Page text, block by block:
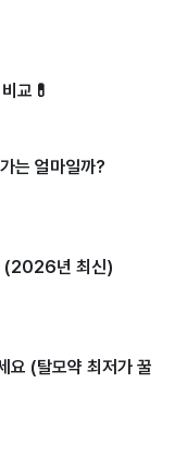
교💊
는 얼마일까?
(2026년 최신)
요 (탈모약 최저가 꿀